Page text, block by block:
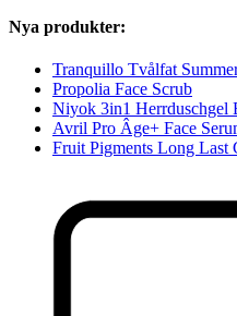
Nya produkter:
Tranquillo Tvålfat
Propolia Face Scrub
Niyok 3in1 Herrduschgel
Avril Pro Âge+ Face
Fruit Pigments Long Last